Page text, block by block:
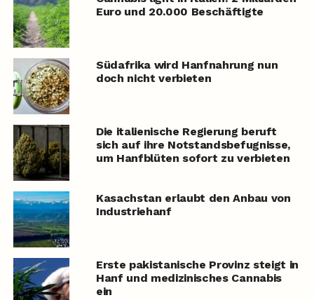
Euro und 20.000 Beschäftigte
Südafrika wird Hanfnahrung nun
doch nicht verbieten
Die italienische Regierung beruft
sich auf ihre Notstandsbefugnisse,
um Hanfblüten sofort zu verbieten
Kasachstan erlaubt den Anbau von
Industriehanf
Erste pakistanische Provinz steigt in
Hanf und medizinisches Cannabis
ein